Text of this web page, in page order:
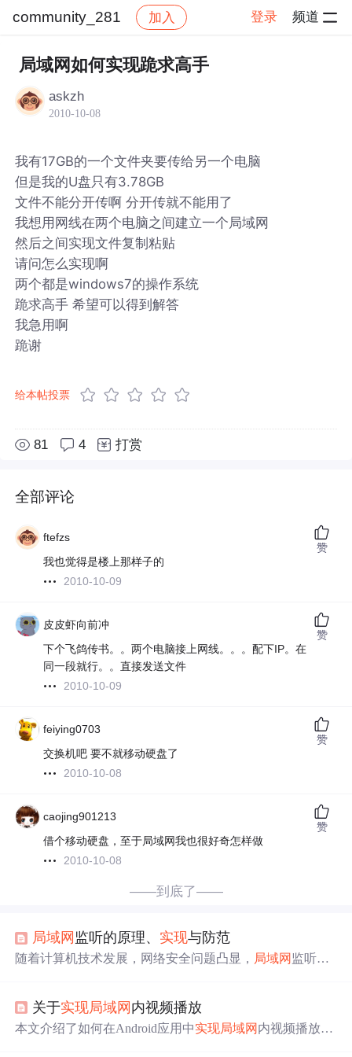
community_281 加入 登录 频道
社区 community_281 帖子详情
局域网如何实现跪求高手
askzh
2010-10-08
我有17GB的一个文件夹要传给另一个电脑
但是我的U盘只有3.78GB
文件不能分开传啊 分开传就不能用了
我想用网线在两个电脑之间建立一个局域网
然后之间实现文件复制粘贴
请问怎么实现啊
两个都是windows7的操作系统
跪求高手 希望可以得到解答
我急用啊
跪谢
给本帖投票
81 4 打赏
全部评论
ftefzs
我也觉得是楼上那样子的
2010-10-09
赞
皮皮虾向前冲
下个飞鸽传书。。两个电脑接上网线。。。配下IP。在
同一段就行。。直接发送文件
2010-10-09
赞
feiying0703
交换机吧 要不就移动硬盘了
2010-10-08
赞
caojing901213
借个移动硬盘，至于局域网我也很好奇怎样做
2010-10-08
赞
——到底了——
局域网 监听的原理、 实现与防范
随着计算机技术发展，网络安全问题凸显， 局域网 监听技
及防范措施，指出该技术在网络攻防中扮演着正反两方面
角色。
关于实现局域网 内视频播放
本文介绍了如何在Android应用中实现局域网 内视频播放。